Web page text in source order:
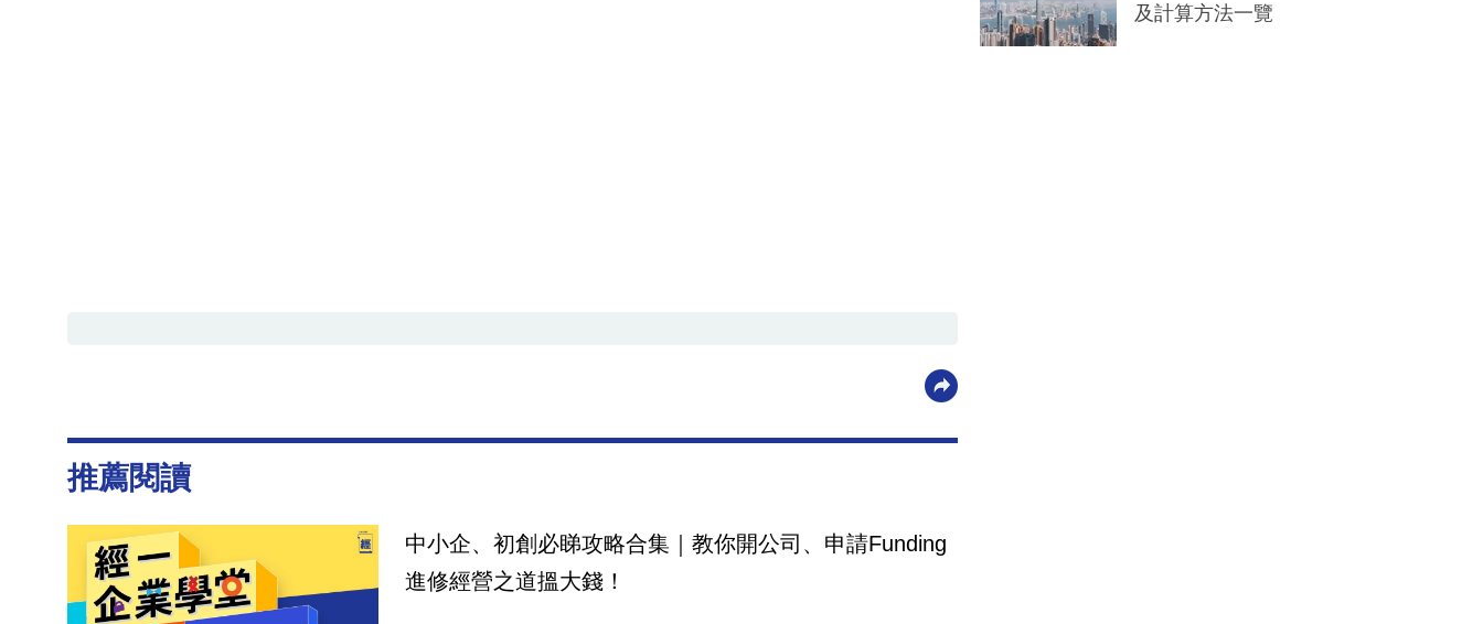
推薦閱讀
中小企、初創必睇攻略合集｜教你開公司、申請Funding
進修經營之道搵大錢！
及計算方法一覽